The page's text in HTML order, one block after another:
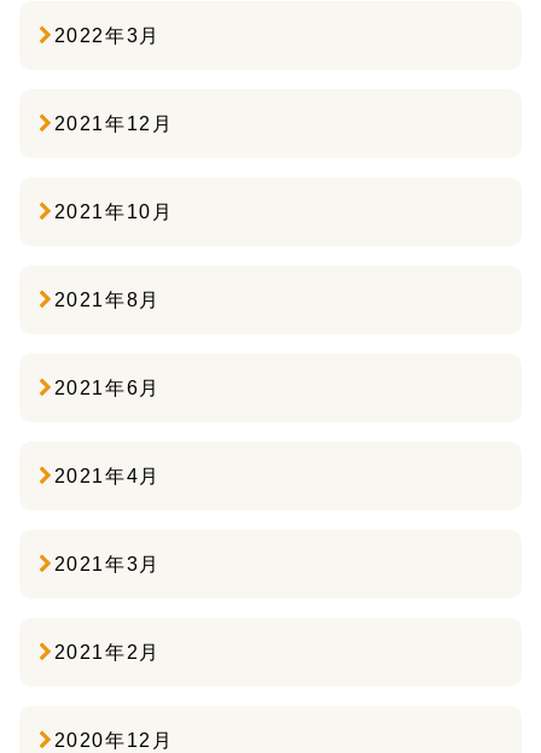
2022年3月
2021年12月
2021年10月
2021年8月
2021年6月
2021年4月
2021年3月
2021年2月
2020年12月